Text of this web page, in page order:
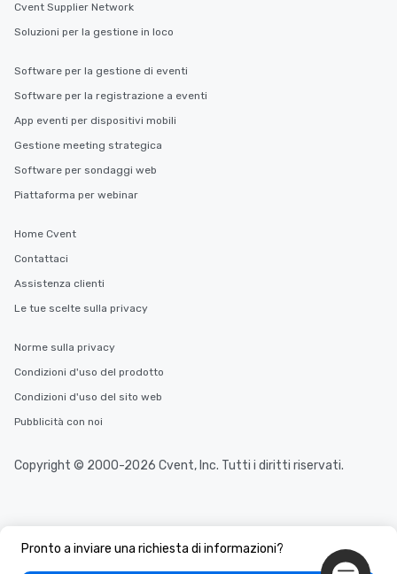
Pronto a inviare una richiesta di informazioni?
Cvent Supplier Network
Soluzioni per la gestione in loco
Software per la gestione di eventi
Software per la registrazione a eventi
App eventi per dispositivi mobili
Gestione meeting strategica
Software per sondaggi web
Piattaforma per webinar
Home Cvent
Contattaci
Assistenza clienti
Le tue scelte sulla privacy
Norme sulla privacy
Condizioni d'uso del prodotto
Condizioni d'uso del sito web
Pubblicità con noi
Copyright © 2000-2026 Cvent, Inc. Tutti i diritti riservati.